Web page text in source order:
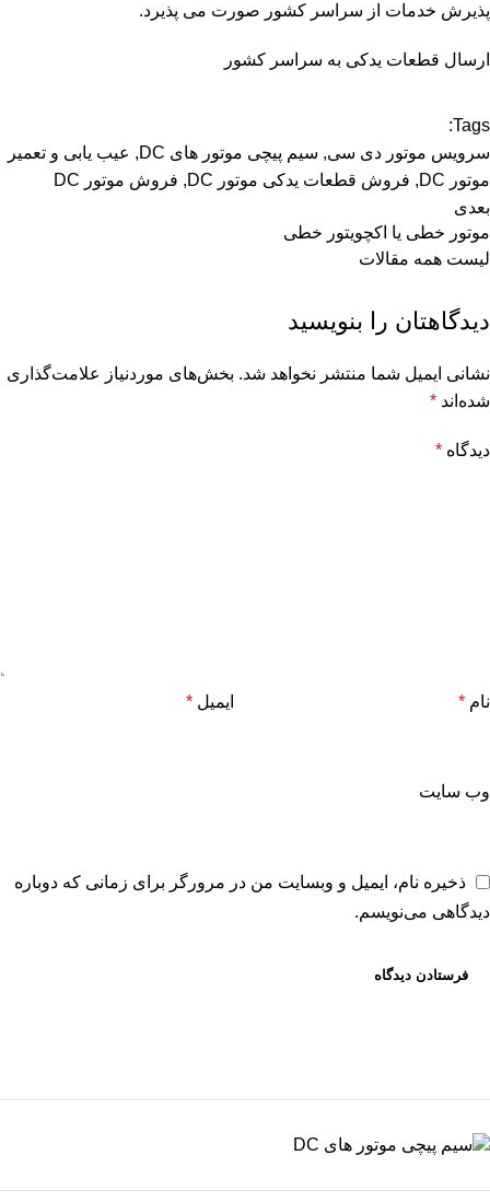
پذیرش خدمات از سراسر کشور صورت می پذیرد.
ارسال قطعات یدکی به سراسر کشور
Tags:
سرویس موتور دی سی, سیم پیچی موتور های DC , عیب یابی و تعمیر
موتور DC
, فروش قطعات یدکی موتور DC , فروش موتور DC
بعدی
موتور خطی یا اکچویتور خطی
لیست همه مقالات
دیدگاهتان را بنویسید
نشانی ایمیل شما منتشر نخواهد شد. بخش‌های موردنیاز علامت‌گذاری
شده‌اند *
دیدگاه *
نام * ایمیل *
وب‌ سایت
ذخیره نام، ایمیل و وبسایت من در مرورگر برای زمانی که دوباره
دیدگاهی می‌نویسم.